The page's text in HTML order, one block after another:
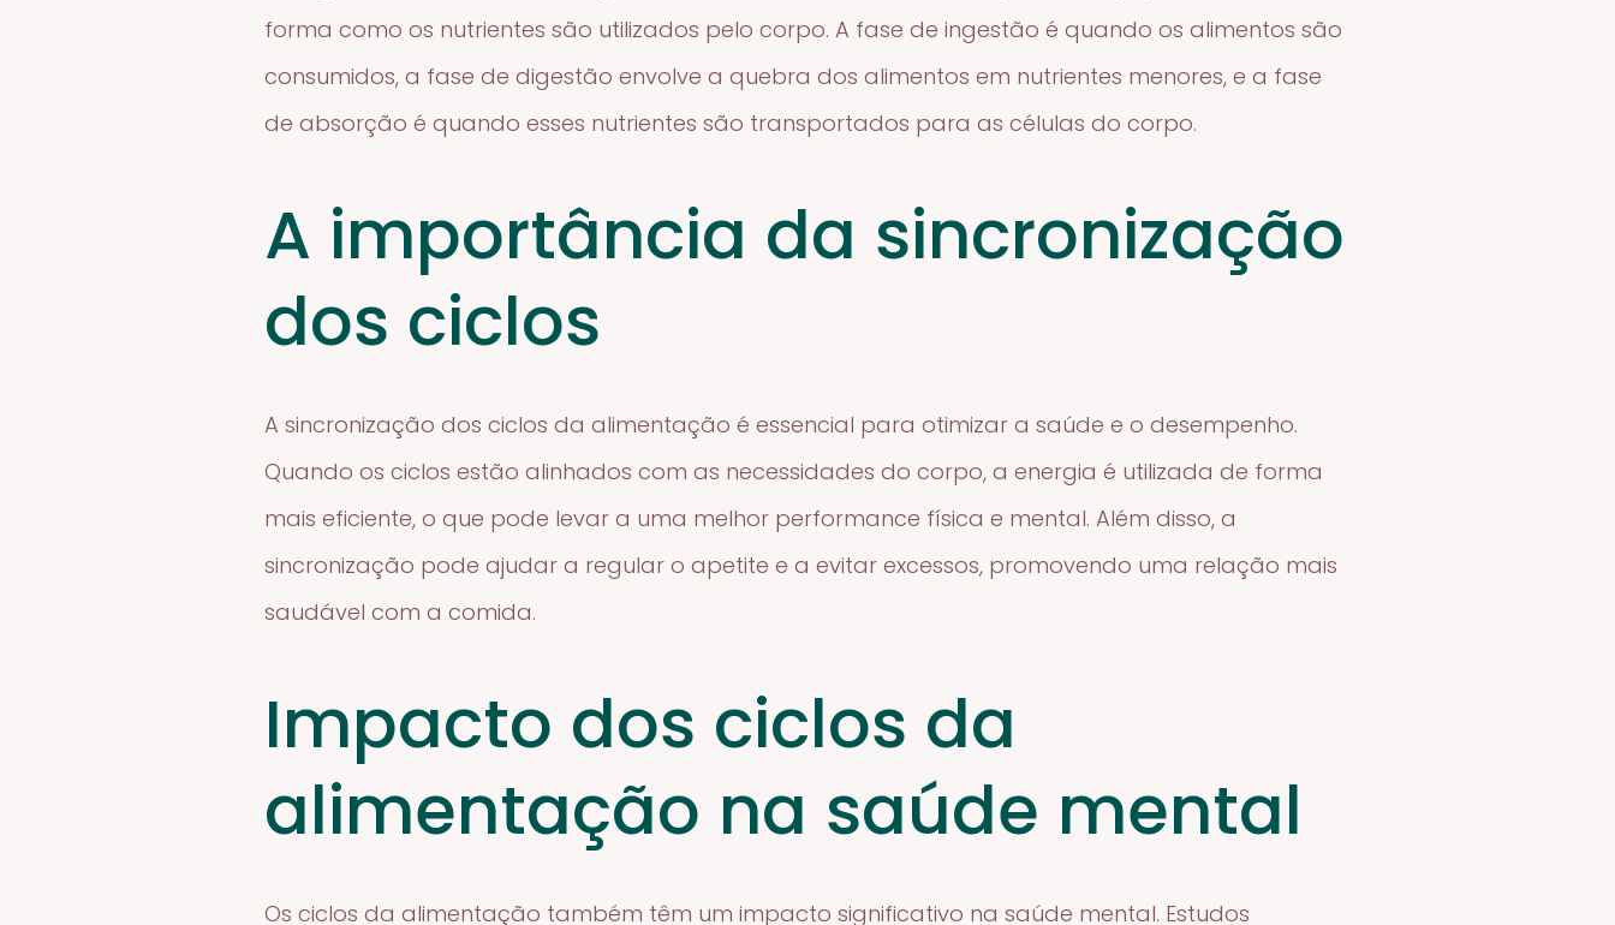
forma como os nutrientes são utilizados pelo corpo. A fase de ingestão é quando os alimentos são
consumidos, a fase de digestão envolve a quebra dos alimentos em nutrientes menores, e a fase
de absorção é quando esses nutrientes são transportados para as células do corpo.
A importância da sincronização
dos ciclos
A sincronização dos ciclos da alimentação é essencial para otimizar a saúde e o desempenho.
Quando os ciclos estão alinhados com as necessidades do corpo, a energia é utilizada de forma
mais eficiente, o que pode levar a uma melhor performance física e mental. Além disso, a
sincronização pode ajudar a regular o apetite e a evitar excessos, promovendo uma relação mais
saudável com a comida.
Impacto dos ciclos da
alimentação na saúde mental
Os ciclos da alimentação também têm um impacto significativo na saúde mental. Estudos